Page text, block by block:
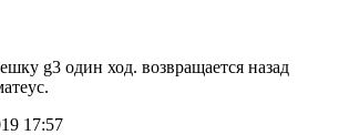
g3 один ход. возвращается назад
17:57